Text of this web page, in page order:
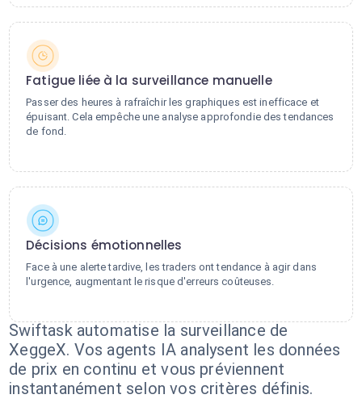
Fatigue liée à la surveillance manuelle
Passer des heures à rafraîchir les graphiques est inefficace et
épuisant. Cela empêche une analyse approfondie des tendances
de fond.
Décisions émotionnelles
Face à une alerte tardive, les traders ont tendance à agir dans
l'urgence, augmentant le risque d'erreurs coûteuses.
Swiftask automatise la surveillance de
XeggeX. Vos agents IA analysent les données
de prix en continu et vous préviennent
instantanément selon vos critères définis.